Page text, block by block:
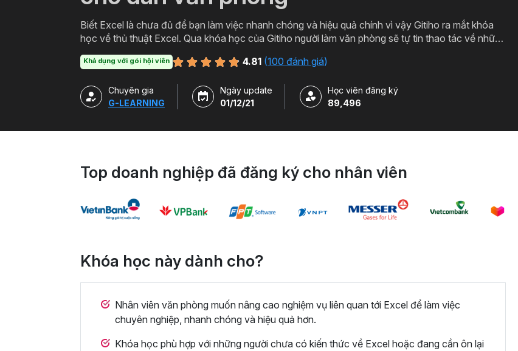
Biết Excel là chưa đủ để bạn làm việc nhanh chóng và hiệu quả chính vì vậy Gitiho ra mắt khóa
học về thủ thuật Excel. Qua khóa học của Gitiho người làm văn phòng sẽ tự tin thao tác về những
Khả dụng với gói hội viên 4.81 (100 đánh giá)
Chuyên gia
G-LEARNING
Ngày update
01/12/21
Học viên đăng ký
89,496
Top doanh nghiệp đã đăng ký cho nhân viên
Khóa học này dành cho?
Nhân viên văn phòng muốn nâng cao nghiệm vụ liên quan tới Excel để làm việc
chuyên nghiệp, nhanh chóng và hiệu quả hơn.
Khóa học phù hợp với những người chưa có kiến thức về Excel hoặc đang cần ôn lại